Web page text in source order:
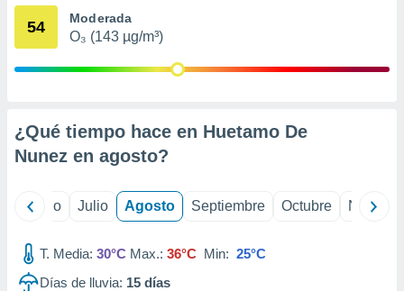
publicidad
1199
54 Moderada
O₃ (143 µg/m³)
¿Qué tiempo hace en Huetamo De
Nunez en agosto?
Junio Julio Agosto Septiembre Octubre
T. Media: 30°C Max.: 36°C Min: 25°C
Días de lluvia: 15 días